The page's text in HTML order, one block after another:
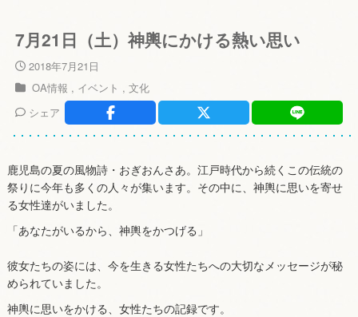
7月21日（土）神輿にかける熱い思い
2018年7月21日
OA情報
イベント
文化
シェア
鹿児島の夏の風物詩・おぎおんさあ。江戸時代から続くこの伝統の
祭りに今年も多くの人々が集います。その中に、神輿に思いを寄せ
る女性達がいました。
「あなたがいるから、神輿をかつげる」
彼女たちの姿には、今を生きる女性たちへの大切なメッセージが秘
められていました。
神輿に思いをかける、女性たちの記録です。